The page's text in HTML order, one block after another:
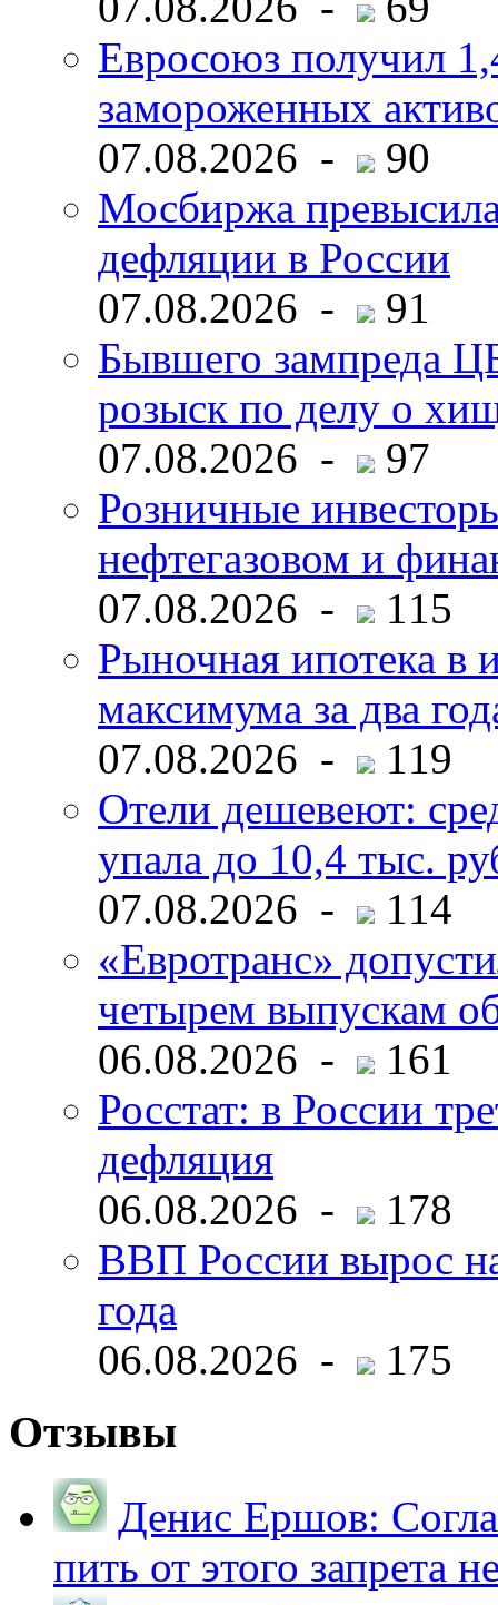
Евросоюз получил
замороженных
07.08.2026 -
90
Мосбиржа
дефляции в России
07.08.2026 -
91
Бывшего зампреда
розыск по делу о
07.08.2026 -
97
Розничные
нефтегазовом и
07.08.2026 -
115
Рыночная ипотека в
максимума за два
07.08.2026 -
119
Отели дешевеют:
упала до 10,4 тыс.
07.08.2026 -
114
«Евротранс»
четырем выпускам
06.08.2026 -
161
Росстат: в России
дефляция
06.08.2026 -
178
ВВП России вырос
года
06.08.2026 -
175
Отзывы
Денис Ершов:
пить от этого запрета